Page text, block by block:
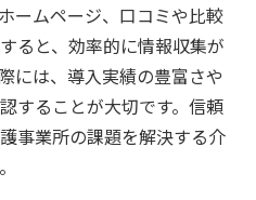
ームページ、口コミや比較
ると、効率的に情報収集が
には、導入実績の豊富さや
することが大切です。信頼
事業所の課題を解決する介